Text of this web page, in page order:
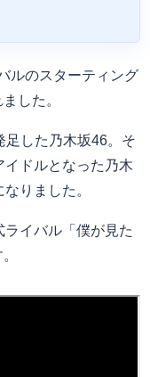
ルのスターティング
した。
足した乃木坂46。そ
ドルとなった乃木
りました。
イバル「僕が見た